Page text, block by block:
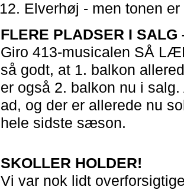
Elverhøj - men tonen er
FLERE PLADSER I SALG
Giro 413-musicalen SÅ
så godt, at 1. balkon
er også 2. balkon nu i
ad, og der er allerede nu
hele sidste sæson.
SKOLLER HOLDER!
Vi var nok lidt